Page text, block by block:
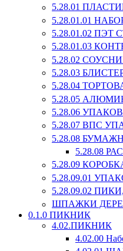
5.28.01
5.28.01.01
5.28.01.02
5.28.01.03
5.28.02
5.28.03
5.28.04
5.28.05
5.28.06
5.28.07 ВПС
5.28.08
5.28.08
5.28.09
5.28.09.01
5.28.09.02
ШПАЖКИ
0.1.0 ПИКНИК
4.02.ПИКНИК
4.02.00